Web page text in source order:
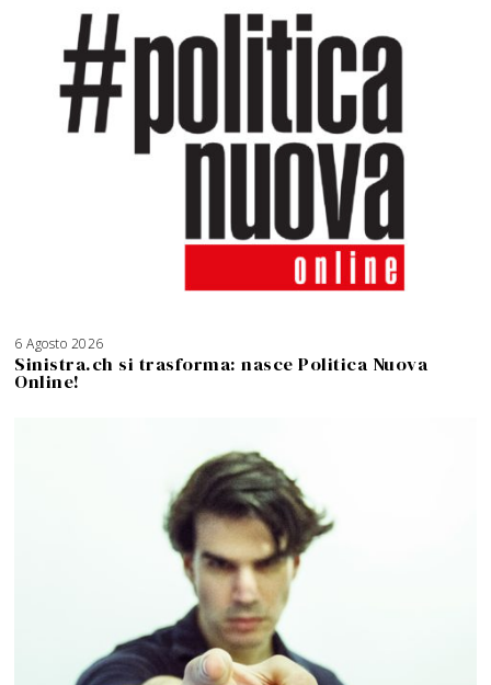
6 Agosto 2026
Sinistra.ch si trasforma: nasce Politica Nuova
Online!